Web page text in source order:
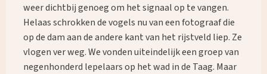
weer dichtbij genoeg om het signaal op te vangen.
Helaas schrokken de vogels nu van een fotograaf die
op de dam aan de andere kant van het rijstveld liep. Ze
vlogen ver weg. We vonden uiteindelijk een groep van
negenhonderd lepelaars op het wad in de Taag. Maar